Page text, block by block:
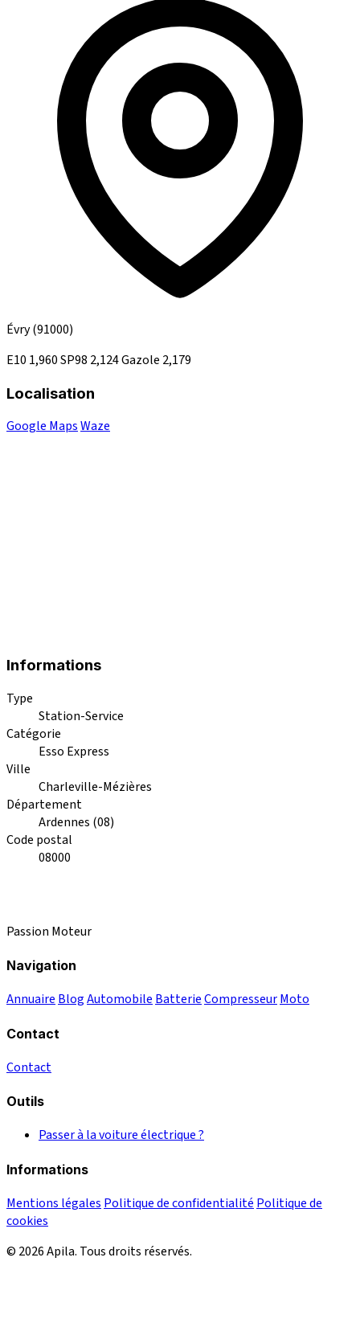
Évry(91000)
E10 1,960SP98 2,124Gazole 2,179
Localisation
Google MapsWaze
Informations
Type
Station-Service
Catégorie
Esso Express
Ville
Charleville-Mézières
Département
Ardennes (08)
Code postal
08000
Passion Moteur
Navigation
Annuaire BlogAutomobile BatterieCompresseurMoto
Contact
Contact
Outils
Passer à la voiture électrique ?
Informations
Mentions légales Politique de confidentialité Politique de
cookies
© 2026 Apila. Tous droits réservés.